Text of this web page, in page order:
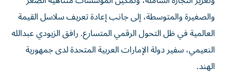
والصغيرة والمتوسطة، إلى جانب إعادة تعريف سلاسل القيمة
العالمية في ظل التحول الرقمي المتسارع. رافق الزيودي عبدالله
النعيمي، سفير دولة الإمارات العربية المتحدة لدى جمهورية
الهند.